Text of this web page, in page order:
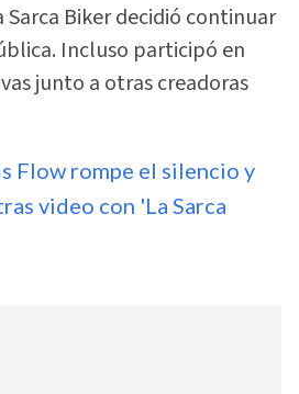
Sarca Biker decidió continuar
Incluso participó en
junto a otras creadoras
Flow rompe el silencio y
video con 'La Sarca